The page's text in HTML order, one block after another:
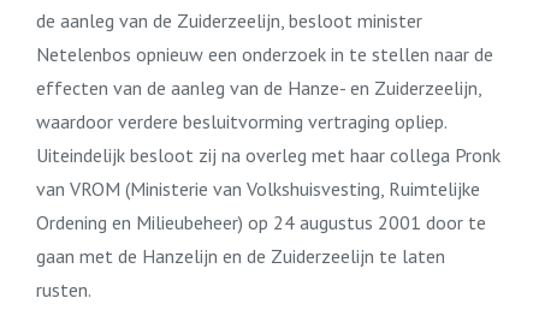
de aanleg van de Zuiderzeelijn, besloot minister
Netelenbos opnieuw een onderzoek in te stellen naar de
effecten van de aanleg van de Hanze- en Zuiderzeelijn,
waardoor verdere besluitvorming vertraging opliep.
Uiteindelijk besloot zij na overleg met haar collega Pronk
van VROM (Ministerie van Volkshuisvesting, Ruimtelijke
Ordening en Milieubeheer) op 24 augustus 2001 door te
gaan met de Hanzelijn en de Zuiderzeelijn te laten
rusten.